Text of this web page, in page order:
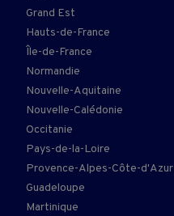
Grand Est
Hauts-de-France
Île-de-France
Normandie
Nouvelle-Aquitaine
Nouvelle-Calédonie
Occitanie
Pays-de-la-Loire
Provence-Alpes-Côte-d'Azur
Guadeloupe
Martinique